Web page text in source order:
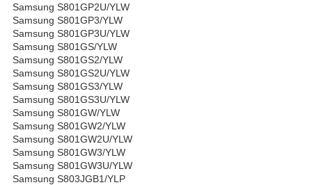
Samsung S801GP2U/YLW
Samsung S801GP3/YLW
Samsung S801GP3U/YLW
Samsung S801GS/YLW
Samsung S801GS2/YLW
Samsung S801GS2U/YLW
Samsung S801GS3/YLW
Samsung S801GS3U/YLW
Samsung S801GW/YLW
Samsung S801GW2/YLW
Samsung S801GW2U/YLW
Samsung S801GW3/YLW
Samsung S801GW3U/YLW
Samsung S803JGB1/YLP